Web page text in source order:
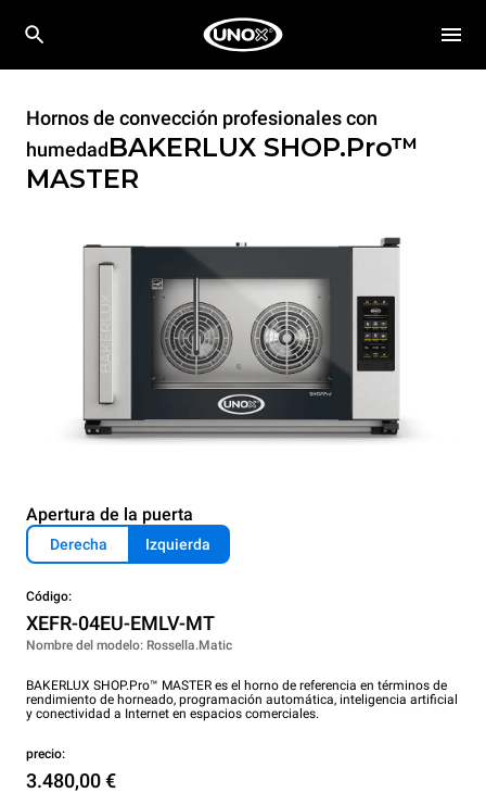
Hornos de convección profesionales con
humedadBAKERLUX SHOP.Pro™
MASTER
Apertura de la puerta
Derecha Izquierda
Código:
XEFR-04EU-EMLV-MT
Nombre del modelo: Rossella.Matic
BAKERLUX SHOP.Pro™ MASTER es el horno de referencia en términos de
rendimiento de horneado, programación automática, inteligencia artificial
y conectividad a Internet en espacios comerciales.
precio:
3.480,00 €